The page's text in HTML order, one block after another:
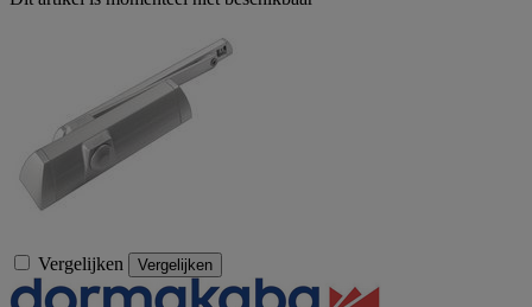
Vergelijken Vergelijken